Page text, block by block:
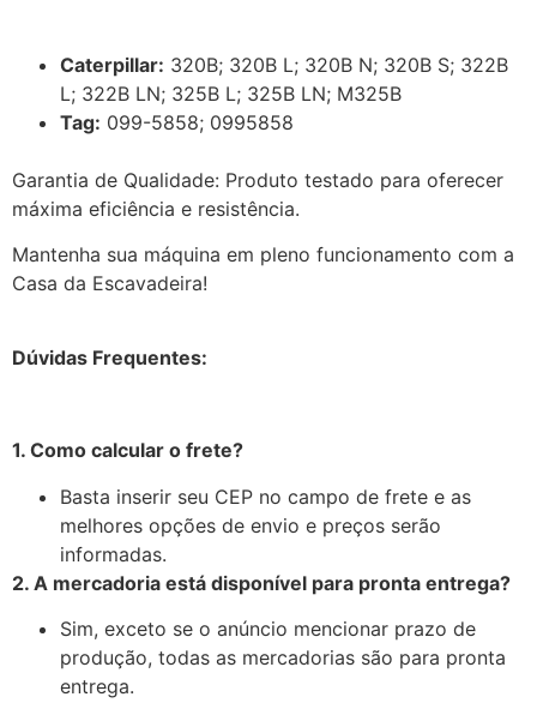
Caterpillar: 320B; 320B L; 320B N; 320B S; 322B
L; 322B LN; 325B L; 325B LN; M325B
Tag: 099-5858; 0995858
Garantia de Qualidade: Produto testado para oferecer
máxima eficiência e resistência.
Mantenha sua máquina em pleno funcionamento com a
Casa da Escavadeira!
Dúvidas Frequentes:
1. Como calcular o frete?
Basta inserir seu CEP no campo de frete e as
melhores opções de envio e preços serão
informadas.
2. A mercadoria está disponível para pronta entrega?
Sim, exceto se o anúncio mencionar prazo de
produção, todas as mercadorias são para pronta
entrega.